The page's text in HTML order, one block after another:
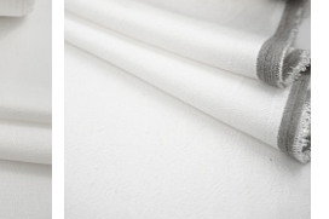
до 30% на узкие
тканей